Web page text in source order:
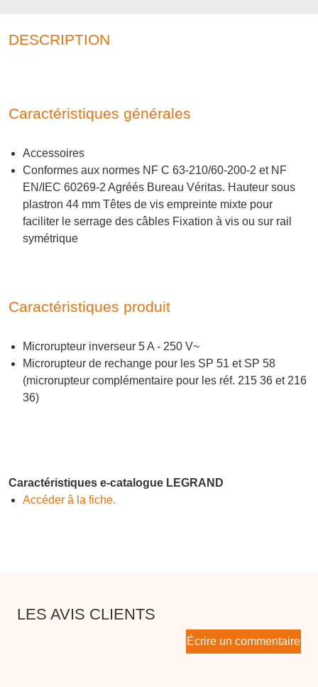
DESCRIPTION
Caractéristiques générales
Accessoires
Conformes aux normes NF C 63-210/60-200-2 et NF
EN/IEC 60269-2 Agréés Bureau Véritas. Hauteur sous
plastron 44 mm Têtes de vis empreinte mixte pour
faciliter le serrage des câbles Fixation à vis ou sur rail
symétrique
Caractéristiques produit
Microrupteur inverseur 5 A - 250 V~
Microrupteur de rechange pour les SP 51 et SP 58
(microrupteur complémentaire pour les réf. 215 36 et 216
36)
Caractéristiques e-catalogue LEGRAND
Accéder â la fiche.
LES AVIS CLIENTS
Écrire un commentaire